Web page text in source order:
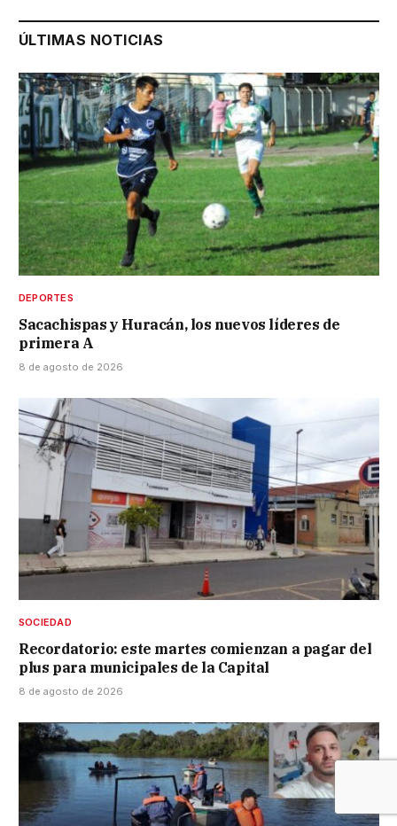
ÚLTIMAS NOTICIAS
DEPORTES
Sacachispas y Huracán, los nuevos líderes de
primera A
8 de agosto de 2026
SOCIEDAD
Recordatorio: este martes comienzan a pagar del
plus para municipales de la Capital
8 de agosto de 2026